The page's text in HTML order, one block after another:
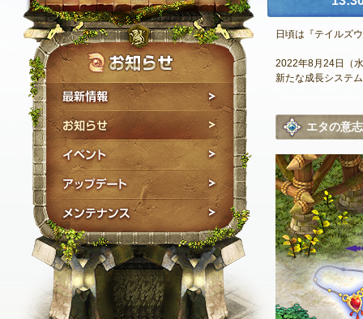
お知らせ
アップデート
メンテナンス
日頃は『テイルズ
2022年8月24日（
新たな成長システム
エタの意志